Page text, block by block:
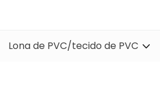
Lona de PVC/tecido de PVC